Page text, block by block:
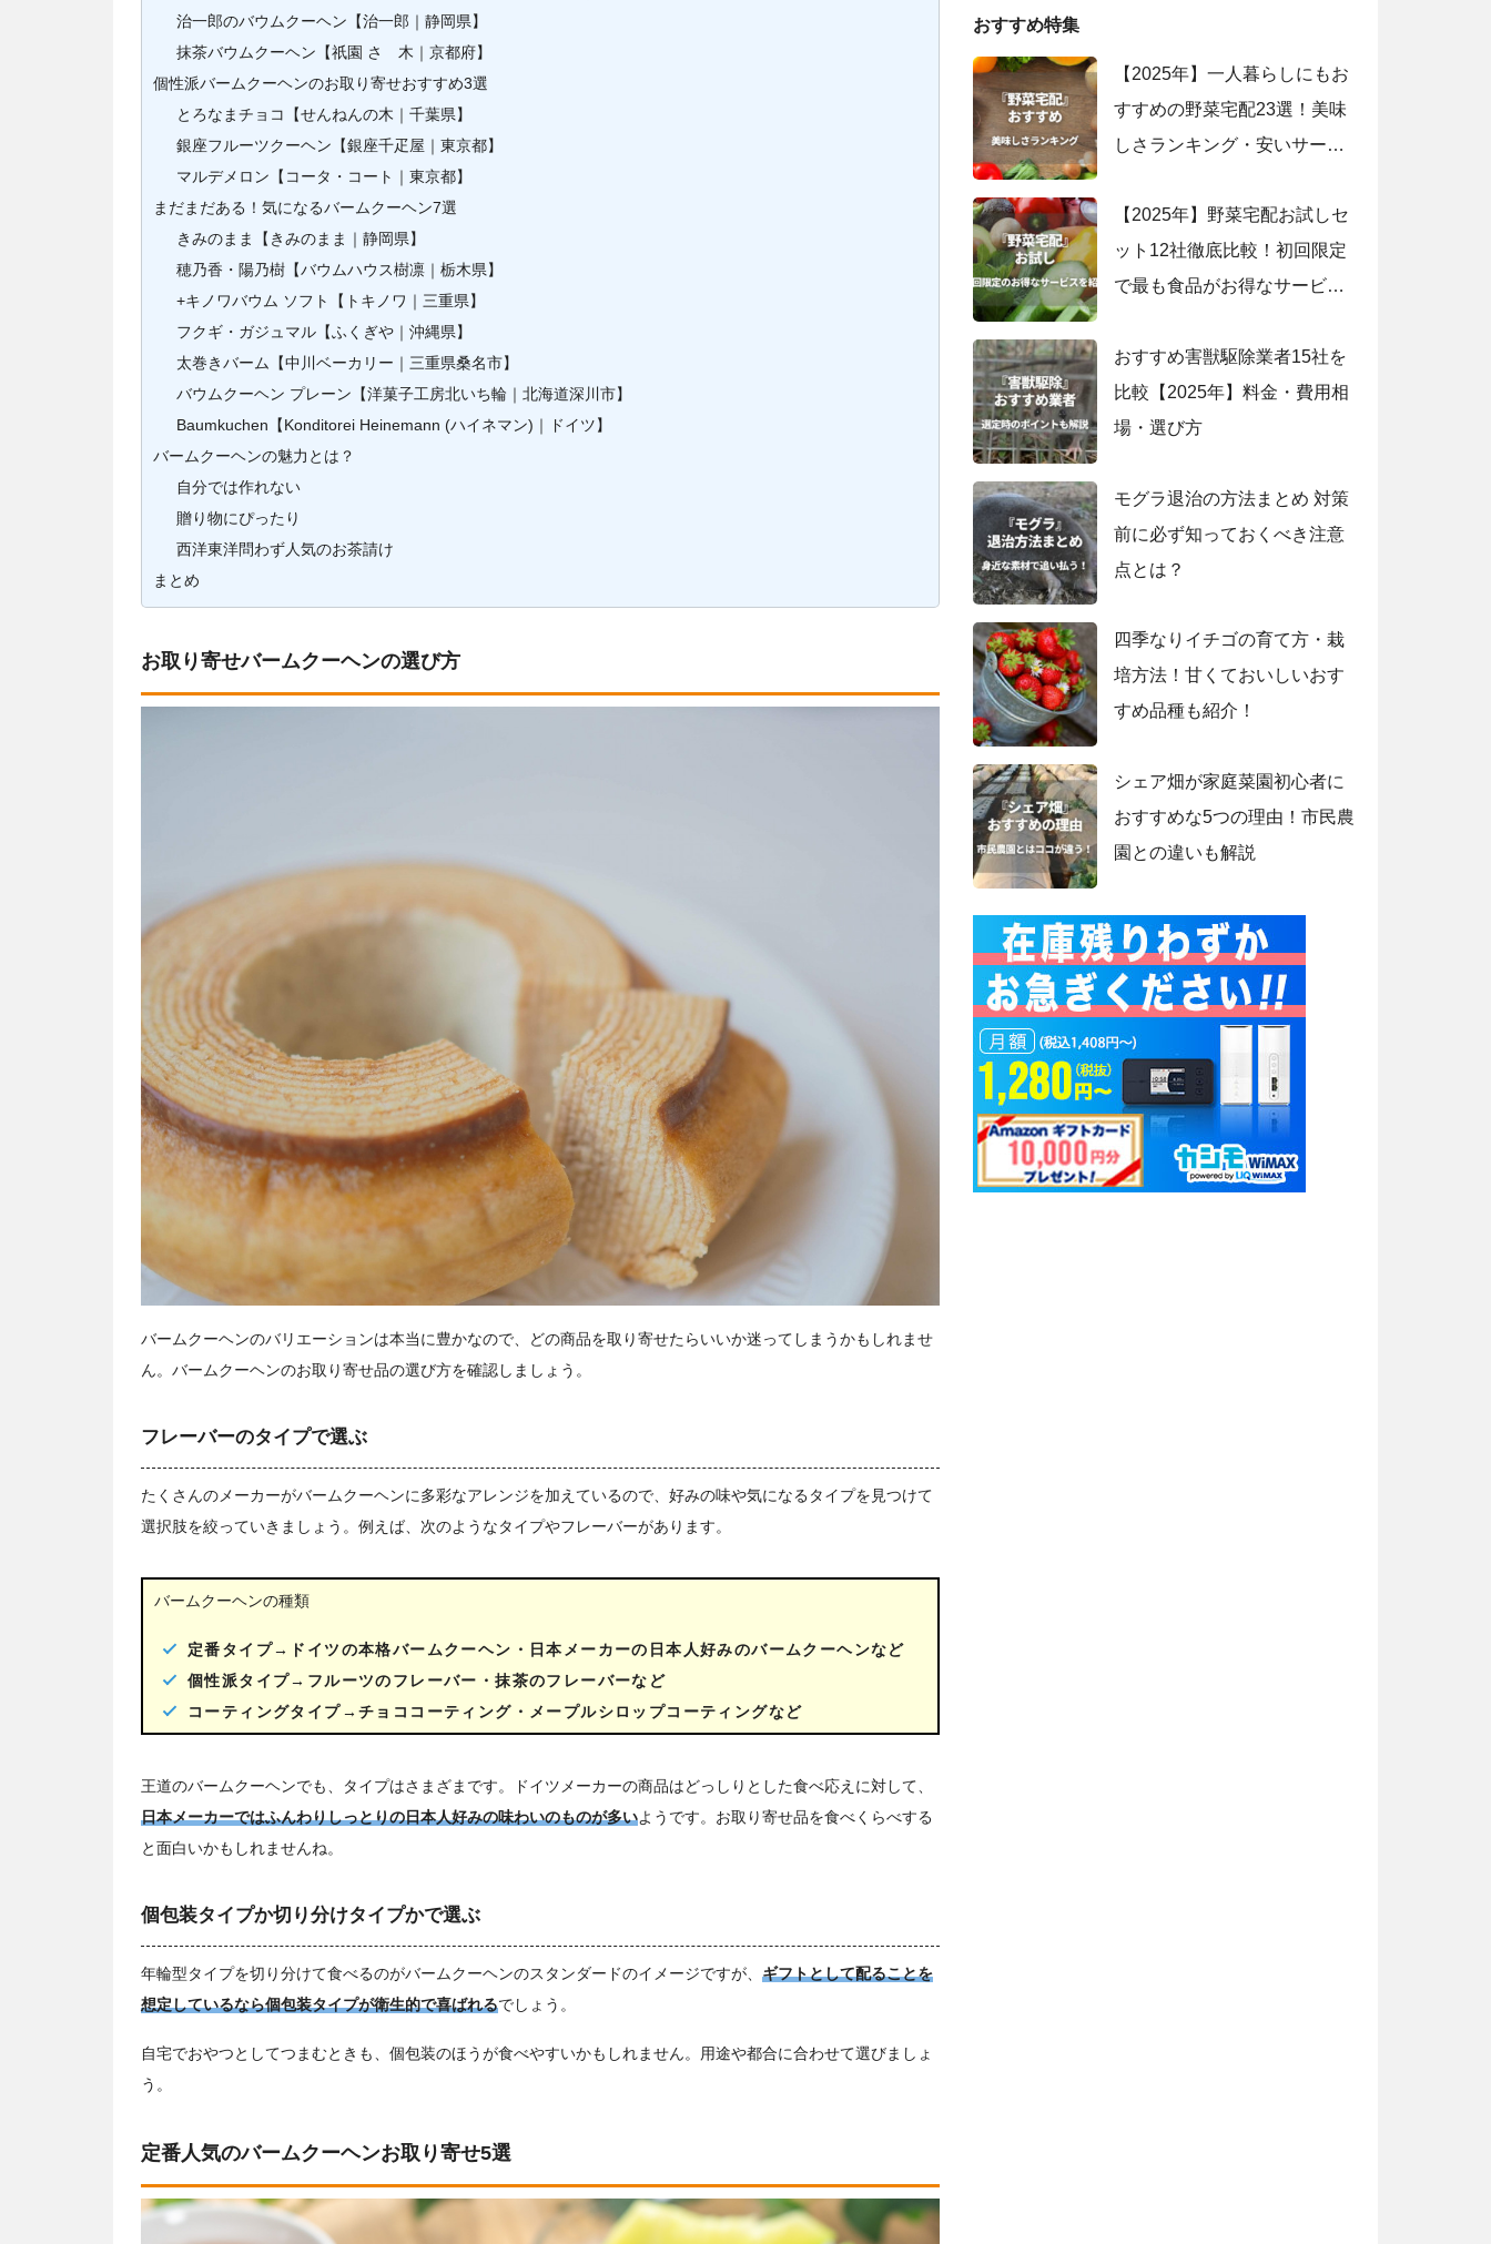
治一郎のバウムクーヘン【治一郎｜静岡県】
抹茶バウムクーヘン【祇園 さゝ木｜京都府】
個性派バームクーヘンのお取り寄せおすすめ3選
とろなまチョコ【せんねんの木｜千葉県】
銀座フルーツクーヘン【銀座千疋屋｜東京都】
マルデメロン【コータ・コート｜東京都】
まだまだある！気になるバームクーヘン7選
きみのまま【きみのまま｜静岡県】
穂乃香・陽乃樹【バウムハウス樹凛｜栃木県】
+キノワバウム ソフト【トキノワ｜三重県】
フクギ・ガジュマル【ふくぎや｜沖縄県】
太巻きバーム【中川ベーカリー｜三重県桑名市】
バウムクーヘン プレーン【洋菓子工房北いち輪｜北海道深川市】
Baumkuchen【Konditorei Heinemann (ハイネマン)｜ドイツ】
バームクーヘンの魅力とは？
自分では作れない
贈り物にぴったり
西洋東洋問わず人気のお茶請け
まとめ
お取り寄せバームクーヘンの選び方
バームクーヘンのバリエーションは本当に豊かなので、どの商品を取り寄せたらいいか迷ってしまうかもしれませ
ん。バームクーヘンのお取り寄せ品の選び方を確認しましょう。
フレーバーのタイプで選ぶ
たくさんのメーカーがバームクーヘンに多彩なアレンジを加えているので、好みの味や気になるタイプを見つけて
選択肢を絞っていきましょう。例えば、次のようなタイプやフレーバーがあります。
バームクーヘンの種類
定番タイプ→ドイツの本格バームクーヘン・日本メーカーの日本人好みのバームクーヘンなど
個性派タイプ→フルーツのフレーバー・抹茶のフレーバーなど
コーティングタイプ→チョココーティング・メープルシロップコーティングなど
王道のバームクーヘンでも、タイプはさまざまです。ドイツメーカーの商品はどっしりとした食べ応えに対して、
日本メーカーではふんわりしっとりの日本人好みの味わいのものが多いようです。お取り寄せ品を食べくらべする
と面白いかもしれませんね。
個包装タイプか切り分けタイプかで選ぶ
年輪型タイプを切り分けて食べるのがバームクーヘンのスタンダードのイメージですが、 ギフトとして配ることを
想定しているなら個包装タイプが衛生的で喜ばれるでしょう。
自宅でおやつとしてつまむときも、個包装のほうが食べやすいかもしれません。用途や都合に合わせて選びましょ
う。
定番人気のバームクーヘンお取り寄せ5選
おすすめ特集
【2025年】一人暮らしにもお
すすめの野菜宅配23選！美味
しさランキング・安いサービ
【2025年】野菜宅配お試しセ
ット12社徹底比較！初回限定
で最も食品がお得なサービス
おすすめ害獣駆除業者15社を
比較【2025年】料金・費用相
場・選び方
モグラ退治の方法まとめ 対策
前に必ず知っておくべき注意
点とは？
四季なりイチゴの育て方・栽
培方法！甘くておいしいおす
すめ品種も紹介！
シェア畑が家庭菜園初心者に
おすすめな5つの理由！市民農
園との違いも解説